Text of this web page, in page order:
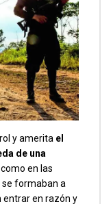
y amerita el
de una
en las
formaban a
entrar en razón y